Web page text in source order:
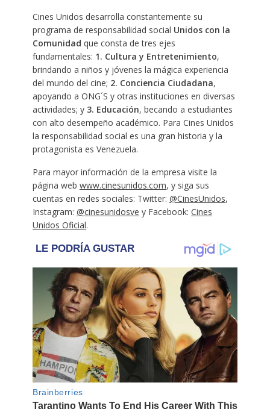
Cines Unidos desarrolla constantemente su
programa de responsabilidad social Unidos con la
Comunidad que consta de tres ejes
fundamentales: 1. Cultura y Entretenimiento,
brindando a niños y jóvenes la mágica experiencia
del mundo del cine; 2. Conciencia Ciudadana,
apoyando a ONG´S y otras instituciones en diversas
actividades; y 3. Educación, becando a estudiantes
con alto desempeño académico. Para Cines Unidos
la responsabilidad social es una gran historia y la
protagonista es Venezuela.
Para mayor información de la empresa visite la
página web www.cinesunidos.com, y siga sus
cuentas en redes sociales: Twitter: @CinesUnidos,
Instagram: @cinesunidosve y Facebook: Cines
Unidos Oficial.